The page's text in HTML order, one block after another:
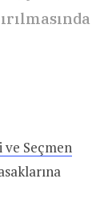
Seçmen